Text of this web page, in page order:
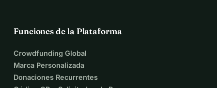
Funciones de la Plataforma
Crowdfunding Global
Marca Personalizada
Donaciones Recurrentes